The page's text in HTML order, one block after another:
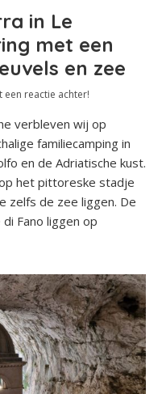
in Le
met een
en zee
een reactie achter!
verbleven wij op
familiecamping in
en de Adriatische kust.
het pittoreske stadje
zelfs de zee liggen. De
Fano liggen op